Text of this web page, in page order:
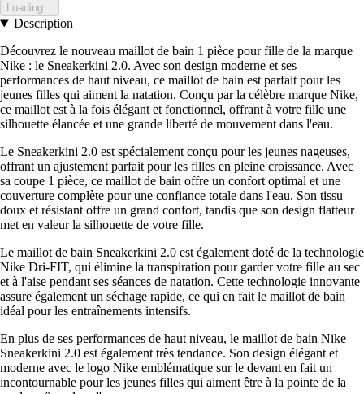
Loading...
Description
Découvrez le nouveau maillot de bain 1 pièce pour fille de la marque
Nike : le Sneakerkini 2.0. Avec son design moderne et ses
performances de haut niveau, ce maillot de bain est parfait pour les
jeunes filles qui aiment la natation. Conçu par la célèbre marque Nike,
ce maillot est à la fois élégant et fonctionnel, offrant à votre fille une
silhouette élancée et une grande liberté de mouvement dans l'eau.
Le Sneakerkini 2.0 est spécialement conçu pour les jeunes nageuses,
offrant un ajustement parfait pour les filles en pleine croissance. Avec
sa coupe 1 pièce, ce maillot de bain offre un confort optimal et une
couverture complète pour une confiance totale dans l'eau. Son tissu
doux et résistant offre un grand confort, tandis que son design flatteur
met en valeur la silhouette de votre fille.
Le maillot de bain Sneakerkini 2.0 est également doté de la technologie
Nike Dri-FIT, qui élimine la transpiration pour garder votre fille au sec
et à l'aise pendant ses séances de natation. Cette technologie innovante
assure également un séchage rapide, ce qui en fait le maillot de bain
idéal pour les entraînements intensifs.
En plus de ses performances de haut niveau, le maillot de bain Nike
Sneakerkini 2.0 est également très tendance. Son design élégant et
moderne avec le logo Nike emblématique sur le devant en fait un
incontournable pour les jeunes filles qui aiment être à la pointe de la